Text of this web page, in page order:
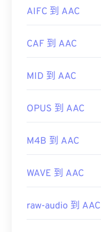
1_Audio_Layer_II
1/audio
此外，由于 AAC
首次发行：1997年
https://
https://
AIFC 到 AAC
CAF 到 AAC
MID 到 AAC
OPUS 到 AAC
M4B 到 AAC
WAVE 到 AAC
raw-audio 到 AAC